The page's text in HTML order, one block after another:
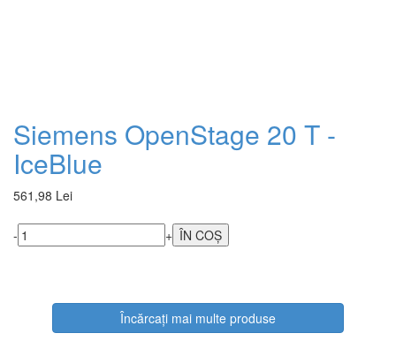
Siemens OpenStage 20 T -
IceBlue
561,98 Lei
- +
Încărcați mai multe produse